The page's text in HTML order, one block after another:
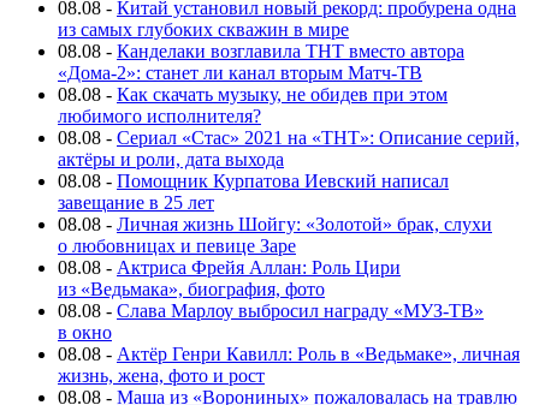
08.08 - Китай установил новый рекорд: пробурена одна
из самых глубоких скважин в мире
08.08 - Канделаки возглавила ТНТ вместо автора
«Дома-2»: станет ли канал вторым Матч-ТВ
08.08 - Как скачать музыку, не обидев при этом
любимого исполнителя?
08.08 - Сериал «Стас» 2021 на «ТНТ»: Описание серий,
актёры и роли, дата выхода
08.08 - Помощник Курпатова Иевский написал
завещание в 25 лет
08.08 - Личная жизнь Шойгу: «Золотой» брак, слухи
о любовницах и певице Заре
08.08 - Актриса Фрейя Аллан: Роль Цири
из «Ведьмака», биография, фото
08.08 - Слава Марлоу выбросил награду «МУЗ-ТВ»
в окно
08.08 - Актёр Генри Кавилл: Роль в «Ведьмаке», личная
жизнь, жена, фото и рост
08.08 - Маша из «Ворониных» пожаловалась на травлю